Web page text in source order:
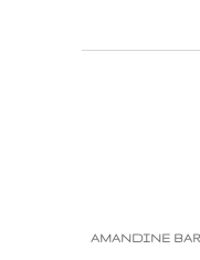
AMANDINE